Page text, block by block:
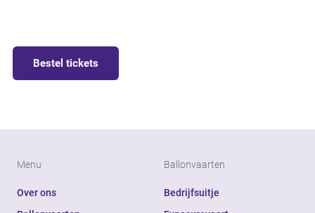
Bestel tickets
Menu
Over ons
Ballonvaarten
Bedrijfsuitje